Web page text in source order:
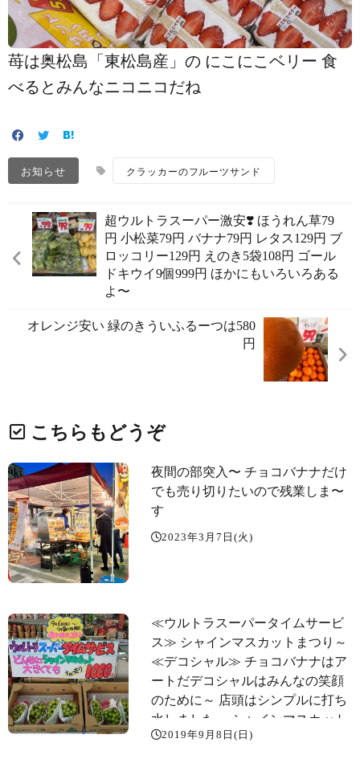
苺は奥松島「東松島産」の にこにこベリー 食
べるとみんなニコニコだね️
お知らせ クラッカーのフルーツサンド
超ウルトラスーパー激安❣️ ほうれん草79
円 小松菜79円 バナナ79円 レタス129円 ブ
ロッコリー129円 えのき5袋108円 ゴール
ドキウイ9個999円 ほかにもいろいろある
よ〜
オレンジ安い️ 緑のきういふるーつは580
円
こちらもどうぞ
夜間の部突入〜️ チョコバナナだけ
でも売り切りたいので残業しま〜
す
2023年3月7日(火)
≪ウルトラスーパータイムサービ
ス️≫ シャインマスカットまつり～️
≪デコシャル≫ チョコバナナはア
ートだ️デコシャルはみんなの笑顔
のために～️ 店頭はシンプルに打ち
水しました～ シャインマスカット
チョコバナナ
2019年9月8日(日)